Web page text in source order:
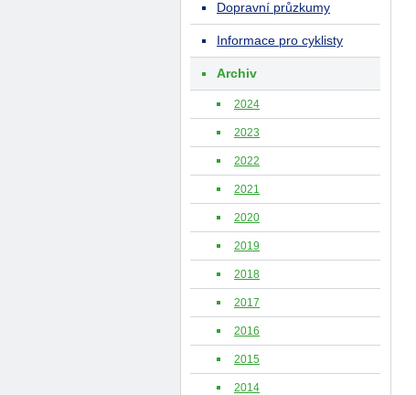
Dopravní průzkumy
Informace pro cyklisty
Archiv
2024
2023
2022
2021
2020
2019
2018
2017
2016
2015
2014